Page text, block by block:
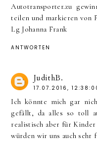
Autotransporter.zu
teilen und markieren von
Lg Johanna Frank
ANTWORTEN
JudithB.
17.07.2016,
Ich könnte mich gar
gefällt, da alles so toll
realistisch aber für
würden wir uns auch sehr